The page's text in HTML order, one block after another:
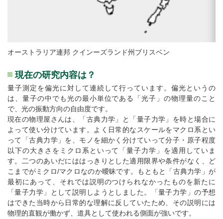
オーストラリア連邦 クインーズランド州ブリスベン
現在の研究内容は？
量子測定を偏光に対して連続して行っています。偏光というの
は、量子の中でも光の最小単位である「光子」の物理量のこと
で、光の振動方向の自由度です。
現在の物理屋さんは、「古典力学」と「量子力学」を時と場合に
よって使い分けています。よく日常的なスケールをマクロ系とい
って「古典力学」を、モノを細かく分けていって分子・原子程度
以下の大きさをミクロ系といって「量子力学」を適用していま
す。二つのあいだにははっきりとした適用限界や条件がなく、ど
こまでがミクロ/マクロなのか曖昧です。もともと「古典力学」が
最初にあって、それでは説明のつけられなかったものを新たに
「量子力学」として説明しようとしました。「量子力学」の予想
はできた当時から日常的な理解に反していたため、その説明には
物理的直観が働かず、道具として使われる側面が強いです。